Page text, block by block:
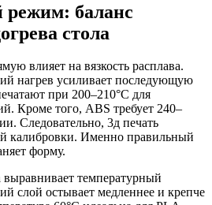
режим: баланс
стола
влияет на вязкость расплава.
нагрев усиливает последующую
при 200–210°C для
Кроме того, ABS требует 240–
Следовательно, 3д печать
калибровки. Именно правильный
форму.
выравнивает температурный
слой остывает медленнее и крепче